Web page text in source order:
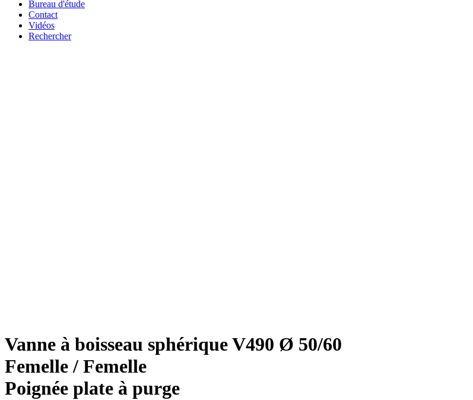
Bureau d'étude
Contact
Vidéos
Rechercher
Vanne à boisseau sphérique V490 Ø 50/60
Femelle / Femelle
Poignée plate à purge